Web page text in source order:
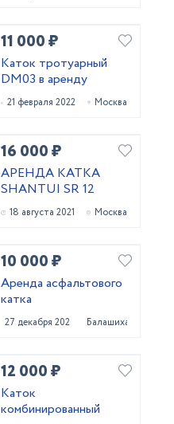
11 000 ₽
Каток тротуарный
DM03 в аренду
21 февраля 2022 Москва
16 000 ₽
АРЕНДА КАТКА
SHANTUI SR 12
18 августа 2021 Москва
10 000 ₽
Аренда асфальтового
катка
27 декабря 2020 Балашиха
12 000 ₽
Каток
комбинированный